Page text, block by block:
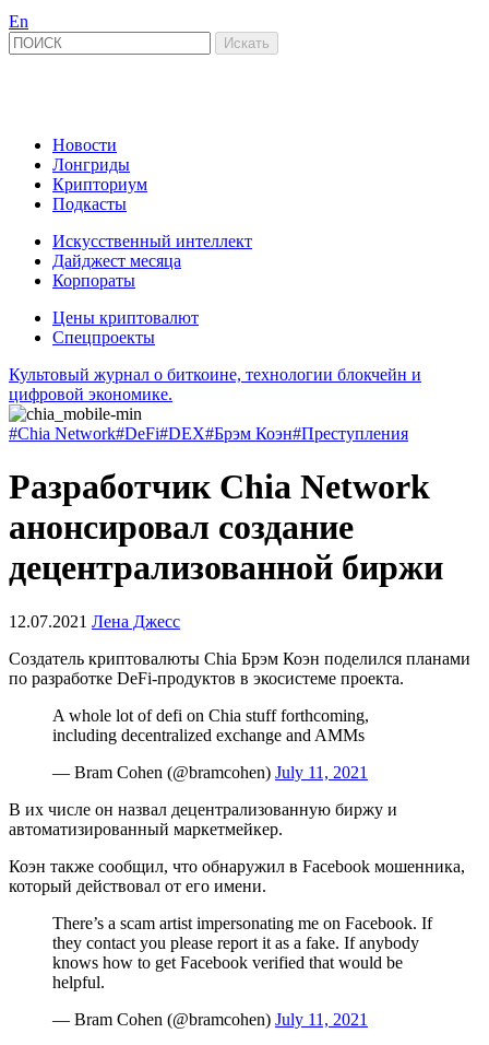
En
Новости
Лонгриды
Крипториум
Подкасты
Искусственный интеллект
Дайджест месяца
Корпораты
Цены криптовалют
Спецпроекты
Культовый журнал о биткоине, технологии блокчейн и
цифровой экономике.
#Chia Network#DeFi#DEX#Брэм Коэн#Преступления
Разработчик Chia Network
анонсировал создание
децентрализованной биржи
12.07.2021 Лена Джесс
Создатель криптовалюты Chia Брэм Коэн поделился планами
по разработке DeFi-продуктов в экосистеме проекта.
A whole lot of defi on Chia stuff forthcoming,
including decentralized exchange and AMMs
— Bram Cohen (@bramcohen) July 11, 2021
В их числе он назвал децентрализованную биржу и
автоматизированный маркетмейкер.
Коэн также сообщил, что обнаружил в Facebook мошенника,
который действовал от его имени.
There’s a scam artist impersonating me on Facebook. If
they contact you please report it as a fake. If anybody
knows how to get Facebook verified that would be
helpful.
— Bram Cohen (@bramcohen) July 11, 2021